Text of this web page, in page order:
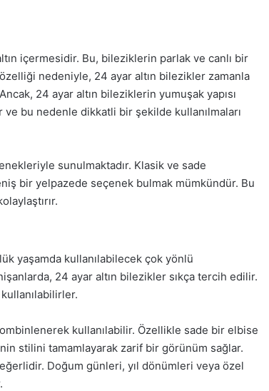
içermesidir. Bu, bileziklerin parlak ve canlı bir
özelliği nedeniyle, 24 ayar altın bilezikler zamanla
24 ayar altın bileziklerin yumuşak yapısı
bu nedenle dikkatli bir şekilde kullanılmaları
sunulmaktadır. Klasik ve sade
bir yelpazede seçenek bulmak mümkündür. Bu
yaşamda kullanılabilecek çok yönlü
24 ayar altın bilezikler sıkça tercih edilir.
kullanılabilir. Özellikle sade bir elbise
stilini tamamlayarak zarif bir görünüm sağlar.
Doğum günleri, yıl dönümleri veya özel